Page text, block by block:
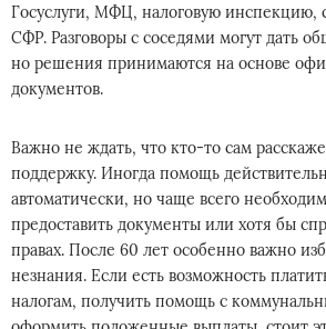
Госуслуги, МФЦ, налоговую инспекцию,
СФР. Разговоры с соседями могут дать
но решения принимаются на основе
документов.
Важно не ждать, что кто-то сам
поддержку. Иногда помощь
автоматически, но чаще всего
предоставить документы или хотя бы
правах. После 60 лет особенно важно
незнания. Если есть возможность
налогам, получить помощь с